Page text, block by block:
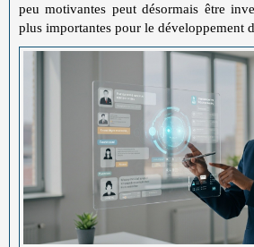
peu motivantes peut désormais être
plus importantes pour le développement